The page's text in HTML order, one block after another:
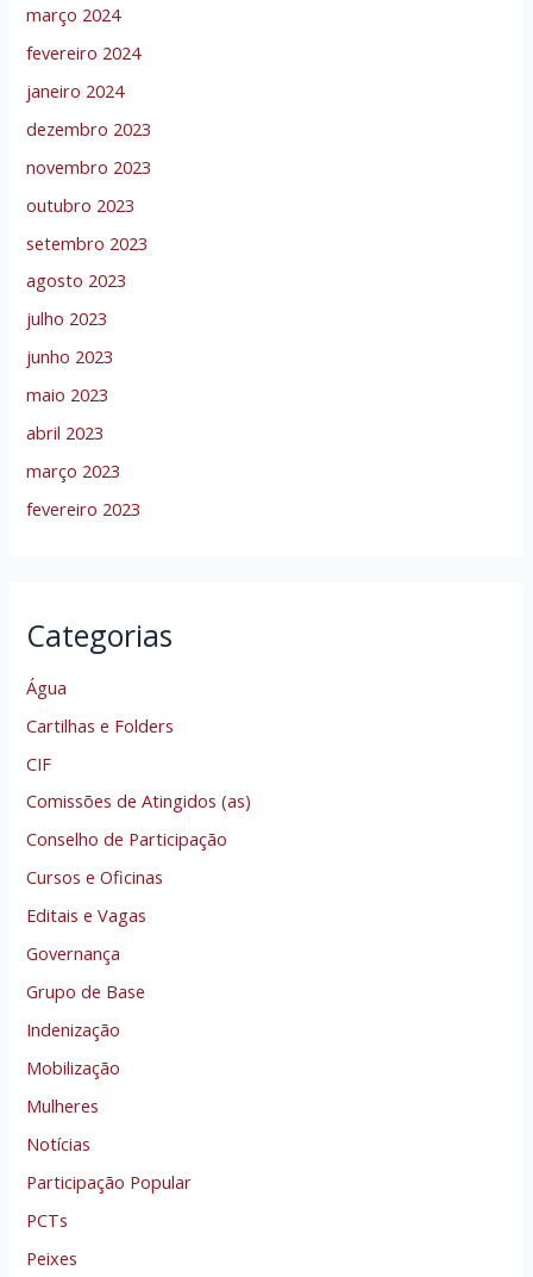
março 2024
fevereiro 2024
janeiro 2024
dezembro 2023
novembro 2023
outubro 2023
setembro 2023
agosto 2023
julho 2023
junho 2023
maio 2023
abril 2023
março 2023
fevereiro 2023
Categorias
Água
Cartilhas e Folders
CIF
Comissões de Atingidos (as)
Conselho de Participação
Cursos e Oficinas
Editais e Vagas
Governança
Grupo de Base
Indenização
Mobilização
Mulheres
Notícias
Participação Popular
PCTs
Peixes